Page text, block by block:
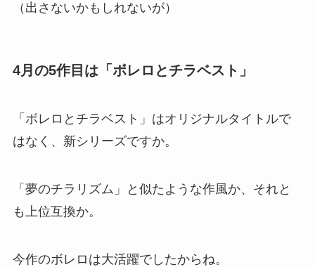
（出さないかもしれないが）
4月の5作目は「ボレロとチラベスト」
「ボレロとチラベスト」はオリジナルタイトルで
はなく、新シリーズですか。
「夢のチラリズム」と似たような作風か、それと
も上位互換か。
今作のボレロは大活躍でしたからね。